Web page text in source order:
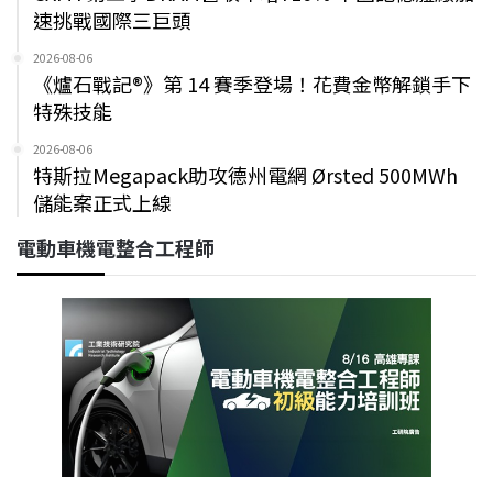
速挑戰國際三巨頭
2026-08-06
《爐石戰記®》第 14 賽季登場！花費金幣解鎖手下
特殊技能
2026-08-06
特斯拉Megapack助攻德州電網 Ørsted 500MWh
儲能案正式上線
電動車機電整合工程師